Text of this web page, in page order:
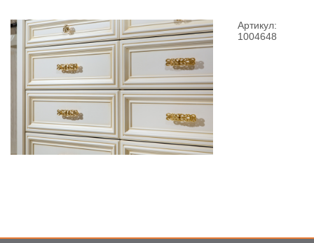
Артикул:
1004648